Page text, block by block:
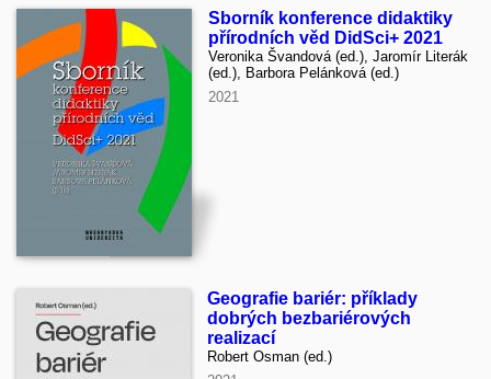
Sborník konference didaktiky
přírodních věd DidSci+ 2021
Veronika Švandová (ed.), Jaromír Literák
(ed.), Barbora Pelánková (ed.)
2021
Geografie bariér: příklady
dobrých bezbariérových
realizací
Robert Osman (ed.)